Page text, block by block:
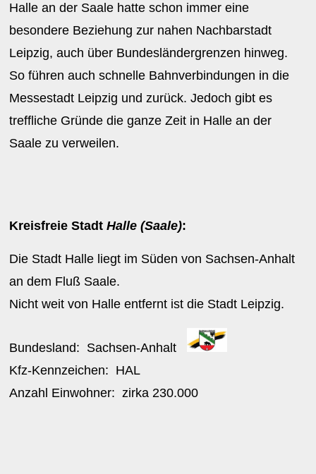
Halle an der Saale hatte schon immer eine
besondere Beziehung zur nahen Nachbarstadt
Leipzig, auch über Bundesländergrenzen hinweg.
So führen auch schnelle Bahnverbindungen in die
Messestadt Leipzig und zurück. Jedoch gibt es
treffliche Gründe die ganze Zeit in Halle an der
Saale zu verweilen.
Kreisfreie StadtHalle (Saale):
Die Stadt Halle liegt im Süden von Sachsen-Anhalt
an dem Fluß Saale.
Nicht weit von Halle entfernt ist die Stadt Leipzig.
Bundesland: Sachsen-Anhalt
Kfz-Kennzeichen: HAL
Anzahl Einwohner: zirka 230.000